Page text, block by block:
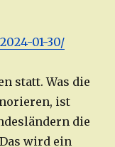
01-30/
statt. Was die
ist
die
wird ein